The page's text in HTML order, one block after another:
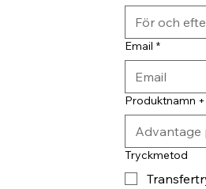
Email *
Produktnamn
Tryckmetod